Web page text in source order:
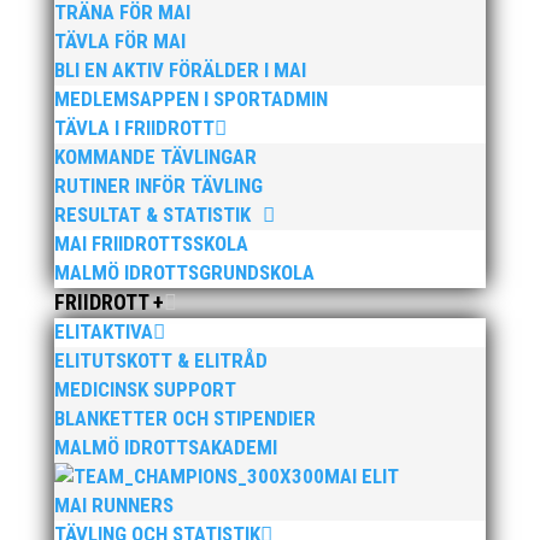
TRÄNA FÖR MAI
TÄVLA FÖR MAI
BLI EN AKTIV FÖRÄLDER I MAI
MEDLEMSAPPEN I SPORTADMIN
TÄVLA I FRIIDROTT
KOMMANDE TÄVLINGAR
RUTINER INFÖR TÄVLING
RESULTAT & STATISTIK
MAI FRIIDROTTSSKOLA
MALMÖ IDROTTSGRUNDSKOLA
FRIIDROTT +
ELITAKTIVA
ELITUTSKOTT & ELITRÅD
MEDICINSK SUPPORT
BLANKETTER OCH STIPENDIER
MALMÖ IDROTTSAKADEMI
MAI ELIT
MAI RUNNERS
TÄVLING OCH STATISTIK
>>Ladda ner klubbmästare 2013 som PDF-fil
Publicerat tidigare
Nu kan du se när första och sista träningstillfälle för
Hösten 2024. Klicka här!